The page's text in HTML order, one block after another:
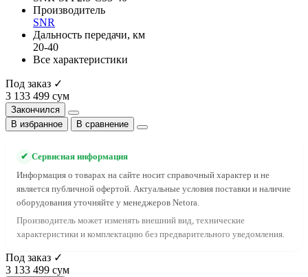
Производитель
SNR
Дальность передачи, км
20-40
Все характеристики
Под заказ ✓
3 133 499 сум
Закончился
В избранное
В сравнение
✔ Сервисная информация
Информация о товарах на сайте носит справочный характер и не
является публичной офертой. Актуальные условия поставки и наличие
оборудования уточняйте у менеджеров Netora.
Производитель может изменять внешний вид, технические
характеристики и комплектацию без предварительного уведомления.
Под заказ ✓
3 133 499 сум